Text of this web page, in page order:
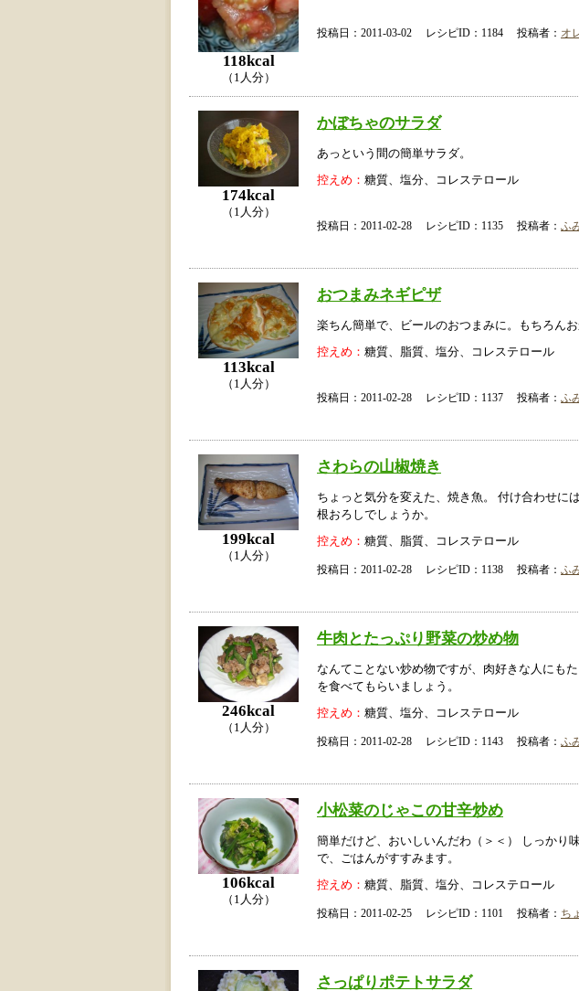
118kcal
（1人分）
投稿日：2011-03-02 レシピID：1184 投稿者： オ
174kcal
（1人分）
かぼちゃのサラダ
あっという間の簡単サラダ。
控えめ： 糖質、塩分、コレステロール
投稿日：2011-02-28 レシピID：1135 投稿者： ふ
113kcal
（1人分）
おつまみネギピザ
楽ちん簡単で、ビールのおつまみに。もちろんお
控えめ： 糖質、脂質、塩分、コレステロール
投稿日：2011-02-28 レシピID：1137 投稿者： ふ
199kcal
（1人分）
さわらの山椒焼き
ちょっと気分を変えた、焼き魚。 付け合わせに
根おろしでしょうか。
控えめ： 糖質、脂質、コレステロール
投稿日：2011-02-28 レシピID：1138 投稿者： ふ
246kcal
（1人分）
牛肉とたっぷり野菜の炒め物
なんてことない炒め物ですが、肉好きな人にも
を食べてもらいましょう。
控えめ： 糖質、塩分、コレステロール
投稿日：2011-02-28 レシピID：1143 投稿者： ふ
106kcal
（1人分）
小松菜のじゃこの甘辛炒め
簡単だけど、おいしいんだわ（＞＜） しっかり
で、ごはんがすすみます。
控えめ： 糖質、脂質、塩分、コレステロール
投稿日：2011-02-25 レシピID：1101 投稿者： ち
さっぱりポテトサラダ